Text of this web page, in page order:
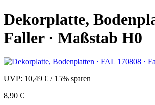
Dekorplatte,
Faller · Maßstab H0
UVP: 10,49 € / 15% sparen
8,90 €